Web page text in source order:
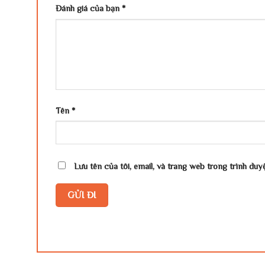
Đánh giá của bạn *
Tên *
Lưu tên của tôi, email, và trang web trong trình